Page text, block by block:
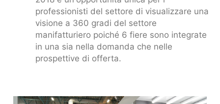
CONTATTO
MODULO DI CONTATTO
professionisti del settore di visualizzare una
visione a 360 gradi del settore
manifatturiero poiché 6 fiere sono integrate
in una sia nella domanda che nelle
prospettive di offerta.